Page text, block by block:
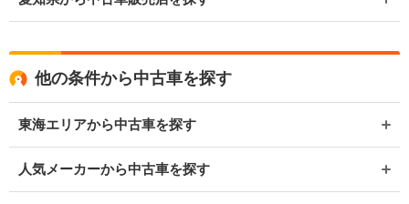
他の条件から中古車を探す
東海エリアから中古車を探す
人気メーカーから中古車を探す